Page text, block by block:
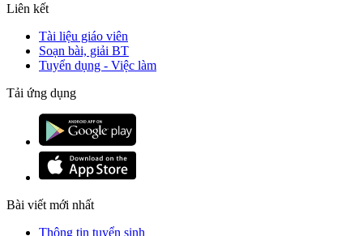
Liên kết
Tài liệu giáo viên
Soạn bài, giải BT
Tuyển dụng - Việc làm
Tải ứng dụng
Bài viết mới nhất
Thông tin tuyển sinh